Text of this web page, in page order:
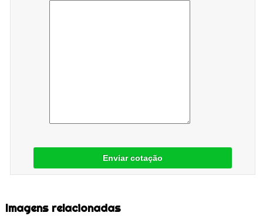
Enviar cotação
Imagens relacionadas